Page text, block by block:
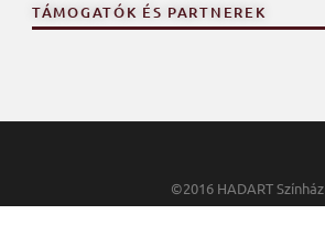
TÁMOGATÓK ÉS PARTNEREK
©2016 HADART Színház